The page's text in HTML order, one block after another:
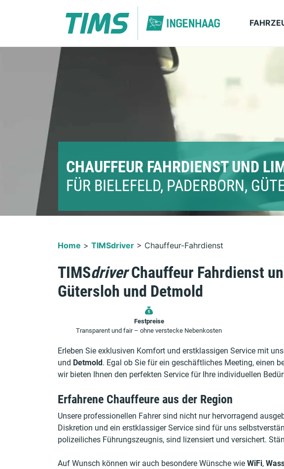
to
CHAUFFEUR FAHRDIENST UND
FÜR BIELEFELD, PADERBORN,
Home > TIMSdriver > Chauffeur-Fahrdienst
TIMSdriverChauffeur Fahrdienst
Gütersloh und Detmold
Festpreise
Transparent und fair – ohne verstecke Nebenkosten
Erleben Sie exklusiven Komfort und erstklassigen Service mit
und Detmold. Egal ob Sie für ein geschäftliches Meeting, einen
wir bieten Ihnen den perfekten Service für Ihre individuellen
Erfahrene Chauffeure aus der Region
Unsere professionellen Fahrer sind nicht nur hervorragend
Diskretion und ein erstklassiger Service sind für uns
polizeiliches Führungszeugnis, sind lizensiert und versichert.
Auf Wunsch können wir auch besondere Wünsche wie WiFi,